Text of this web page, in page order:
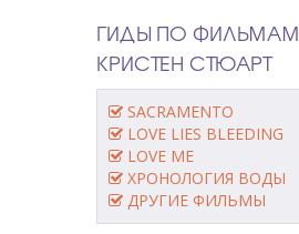
ГИДЫ ПО ФИЛЬМАМ
КРИСТЕН СТЮАРТ
SACRAMENTO
LOVE LIES BLEEDING
LOVE ME
ХРОНОЛОГИЯ ВОДЫ
ДРУГИЕ ФИЛЬМЫ